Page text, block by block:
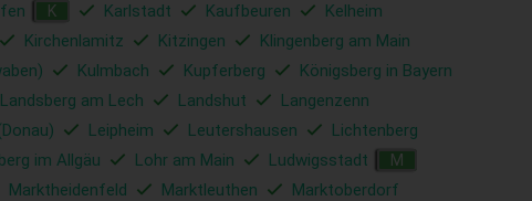
K Karlstadt Kaufbeuren
Kelheim
Kirchenlamitz Kitzingen
Klingenberg am Main
Kulmbach Kupferberg
Königsberg in Bayern
Landsberg am Lech Landshut
Langenzenn
Leipheim Leutershausen
Lichtenberg
im Allgäu Lohr am Main Ludwigsstadt M
Marktheidenfeld Marktleuthen
Marktoberdorf